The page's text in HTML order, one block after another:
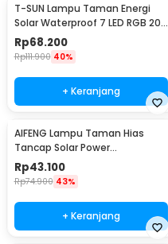
T-SUN Lampu Taman Energi
Solar Waterproof 7 LED RGB 200
Lumens 1.6W - TS-G0102
Rp68.200
Rp111.900 40%
+ Keranjang
AIFENG Lampu Taman Hias
Tancap Solar Power
Waterproof Cool White -
EM320
Rp43.100
Rp74.900 43%
+ Keranjang